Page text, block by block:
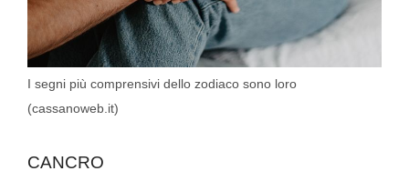
I segni più comprensivi dello zodiaco sono loro
(cassanoweb.it)
CANCRO